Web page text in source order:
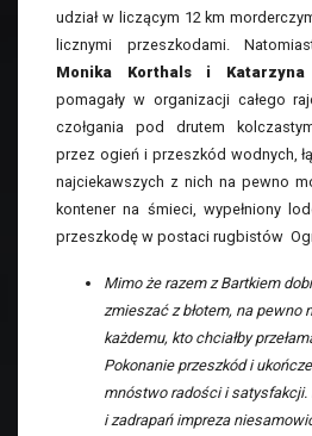
udział w liczącym 12 km
licznymi przeszkodami.
Monika Korthals i Katarzyna
pomagały w organizacji całego
czołgania pod drutem
przez ogień i przeszkód wodnych,
najciekawszych z nich na pewno
kontener na śmieci, wypełniony
przeszkodę w postaci rugbistów
Mimo że razem z Bartkiem
zmieszać z błotem, na pewno
każdemu, kto chciałby
Pokonanie przeszkód i
mnóstwo radości i
i zadrapań impreza